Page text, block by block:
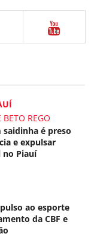
REGO
é preso
e expulsar
no Piauí
ao esporte
da CBF e